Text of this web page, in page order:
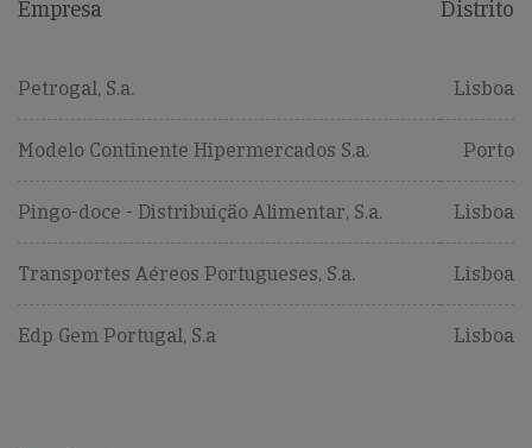
Empresa Distrito
Petrogal, S.a. Lisboa
Modelo Continente Hipermercados S.a. Porto
Pingo-doce - Distribuição Alimentar, S.a. Lisboa
Transportes Aéreos Portugueses, S.a. Lisboa
Edp Gem Portugal, S.a Lisboa